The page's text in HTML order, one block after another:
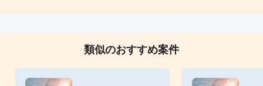
類似のおすすめ案件